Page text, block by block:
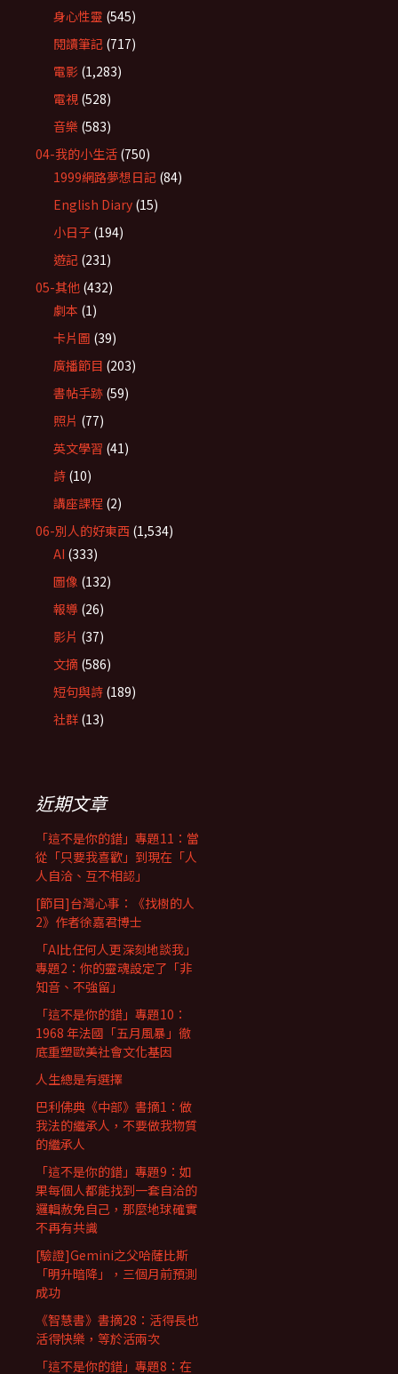
身心性靈 (545)
閱讀筆記 (717)
電影 (1,283)
電視 (528)
音樂 (583)
04-我的小生活 (750)
1999網路夢想日記 (84)
English Diary (15)
小日子 (194)
遊記 (231)
05-其他 (432)
劇本 (1)
卡片圖 (39)
廣播節目 (203)
書帖手跡 (59)
照片 (77)
英文學習 (41)
詩 (10)
講座課程 (2)
06-別人的好東西 (1,534)
AI (333)
圖像 (132)
報導 (26)
影片 (37)
文摘 (586)
短句與詩 (189)
社群 (13)
近期文章
「這不是你的錯」專題11：當
從「只要我喜歡」到現在「人
人自洽、互不相認」
[節目]台灣心事：《找樹的人
2》作者徐嘉君博士
「AI比任何人更深刻地談我」
專題2：你的靈魂設定了「非
知音、不強留」
「這不是你的錯」專題10：
1968 年法國「五月風暴」徹
底重塑歐美社會文化基因
人生總是有選擇
巴利佛典《中部》書摘1：做
我法的繼承人，不要做我物質
的繼承人
「這不是你的錯」專題9：如
果每個人都能找到一套自洽的
邏輯赦免自己，那麼地球確實
不再有共識
[驗證]Gemini之父哈薩比斯
「明升暗降」，三個月前預測
成功
《智慧書》書摘28：活得長也
活得快樂，等於活兩次
「這不是你的錯」專題8：在